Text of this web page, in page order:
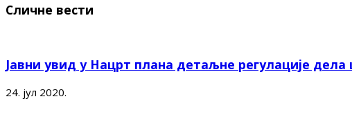
Сличне вести
Јавни увид у Нацрт плана детаљне регулације
24. јул 2020.